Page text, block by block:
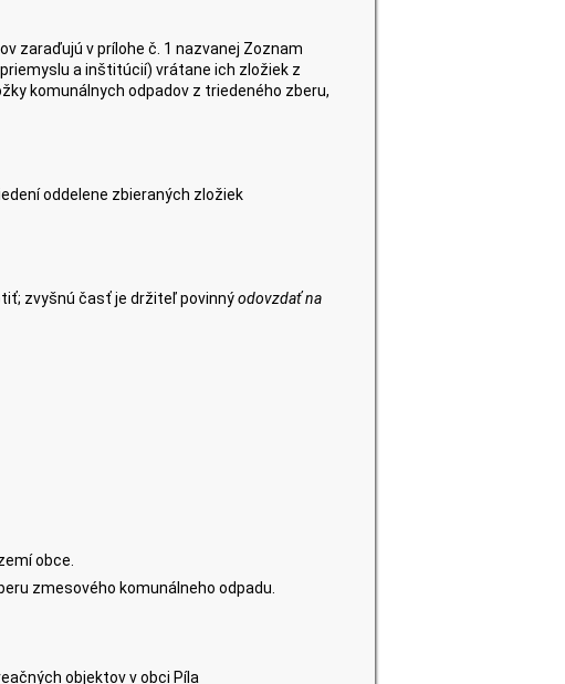
zaraďujú v prílohe č. 1 nazvanej Zoznam
a inštitúcií) vrátane ich zložiek z
komunálnych odpadov z triedeného zberu,
oddelene zbieraných zložiek
zvyšnú časť je držiteľ povinnýodovzdať na
obce.
zmesového komunálneho odpadu.
objektov v obci Píla